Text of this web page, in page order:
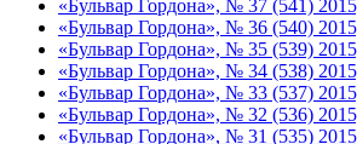
«Бульвар Гордона», № 37 (541)
«Бульвар Гордона», № 36 (540)
«Бульвар Гордона», № 35 (539)
«Бульвар Гордона», № 34 (538)
«Бульвар Гордона», № 33 (537)
«Бульвар Гордона», № 32 (536)
«Бульвар Гордона», № 31 (535)